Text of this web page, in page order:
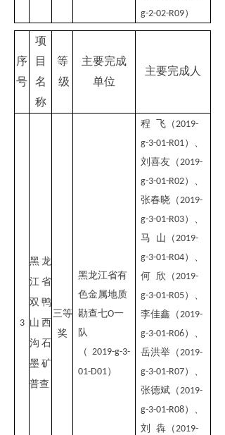
g-2-02-R09）
序
号
项
目
名
称
等
级
主要完成
单位
主要完成人
3
黑龙
江省
双鸭
山西
沟石
墨矿
普查
三等
奖
黑龙江省有
色金属地质
勘查七O一
队
（ 2019-g-3-
01-D01）
程 飞（2019-
g-3-01-R01）、
刘喜友（2019-
g-3-01-R02）、
张春晓（2019-
g-3-01-R03）、
马 山（2019-
g-3-01-R04）、
何 欣（2019-
g-3-01-R05）、
李佳鑫（2019-
g-3-01-R06）、
岳洪举（2019-
g-3-01-R07）、
张德斌（2019-
g-3-01-R08）、
刘 犇（2019-